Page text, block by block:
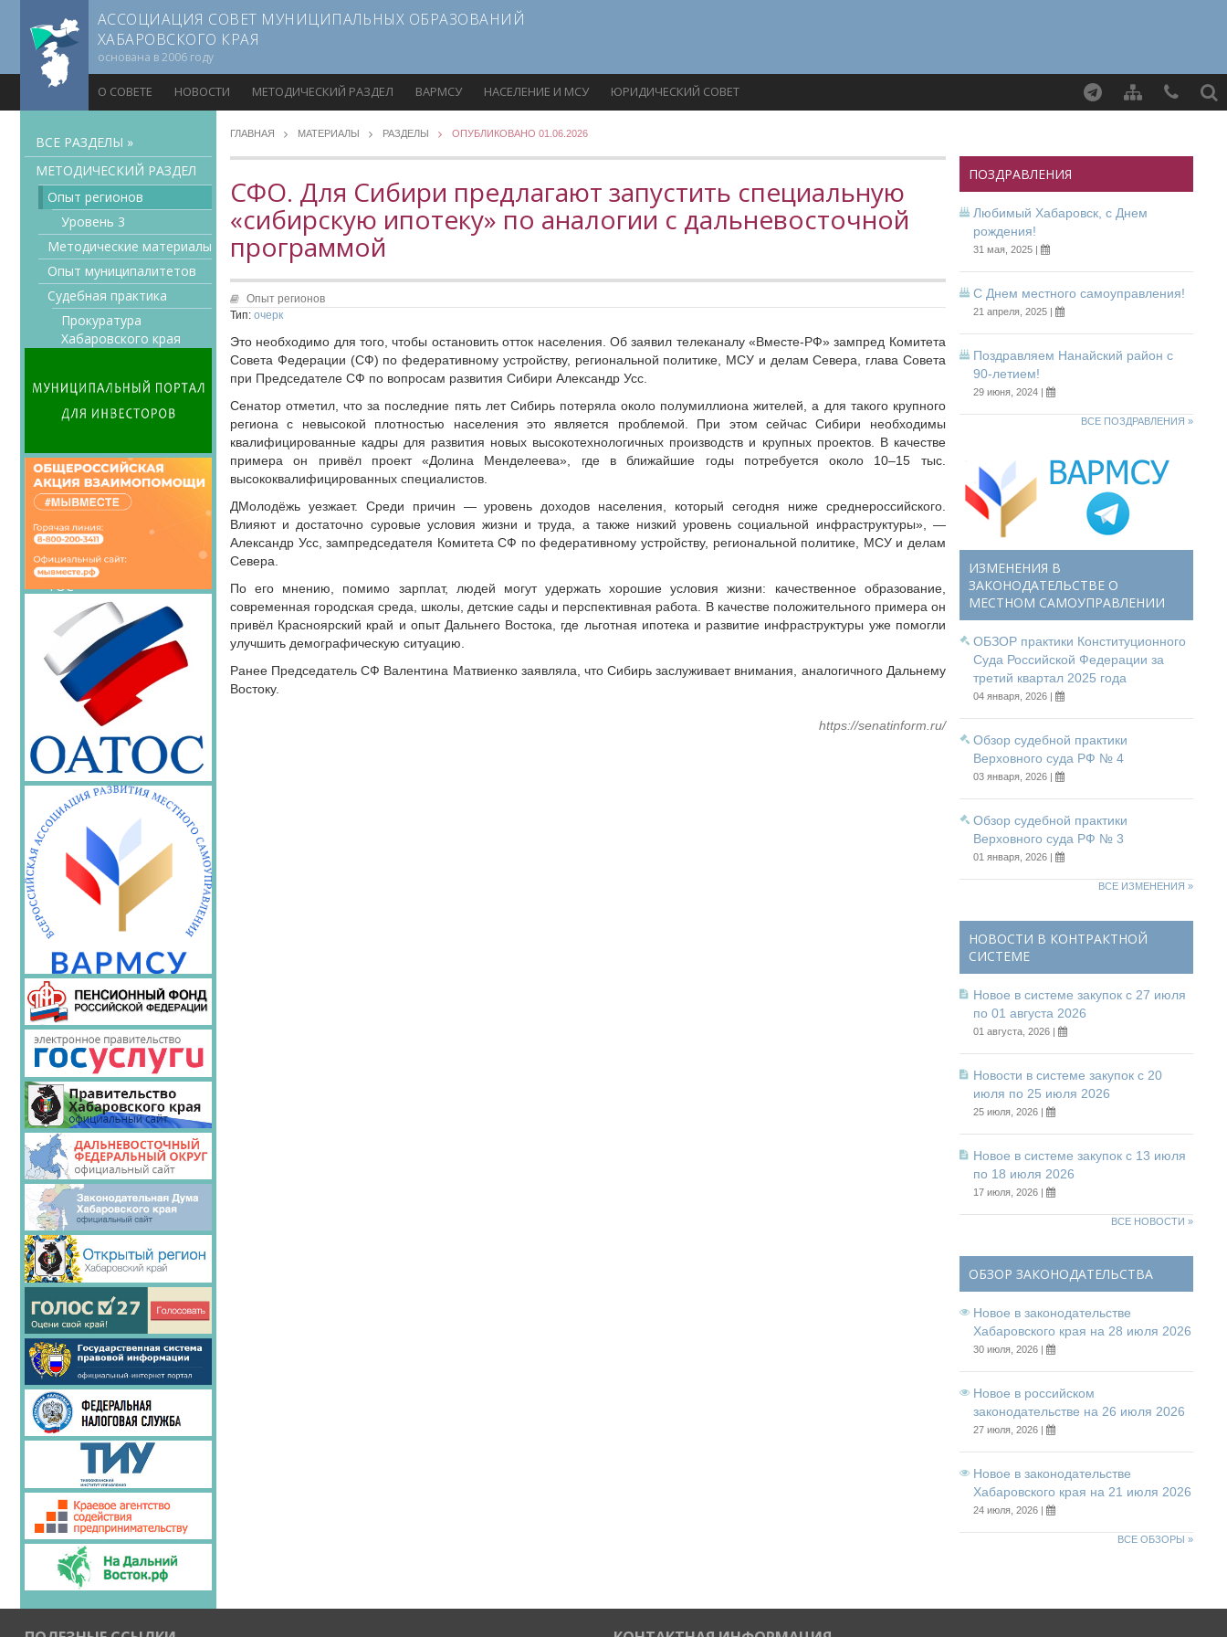
АССОЦИАЦИЯ СОВЕТ МУНИЦИПАЛЬНЫХ ОБРАЗОВАНИЙ
ХАБАРОВСКОГО КРАЯ
основана в 2006 году
О СОВЕТЕ НОВОСТИ МЕТОДИЧЕСКИЙ РАЗДЕЛ ВАРМСУ НАСЕЛЕНИЕ И МСУ ЮРИДИЧЕСКИЙ СОВЕТ
ВСЕ РАЗДЕЛЫ »
МЕТОДИЧЕСКИЙ РАЗДЕЛ
Опыт регионов
Уровень 3
Методические материалы
Опыт муниципалитетов
Судебная практика
Прокуратура
Хабаровского края
Конкурсы Совета
Семинары Совета
Вопрос-ответ
ОКМО
Информационный
бюллетень МСУ
НАСЕЛЕНИЕ И МСУ
ТОС
Лучшие практики ТОС
ГЛАВНАЯ МАТЕРИАЛЫ РАЗДЕЛЫ ОПУБЛИКОВАНО 01.06.2026
СФО. Для Сибири предлагают запустить специальную
«сибирскую ипотеку» по аналогии с дальневосточной
программой
Опыт регионов
Тип: очерк
Это необходимо для того, чтобы остановить отток населения. Об заявил телеканалу «Вместе-РФ» зампред Комитета
Совета Федерации (СФ) по федеративному устройству, региональной политике, МСУ и делам Севера, глава Совета
при Председателе СФ по вопросам развития Сибири Александр Усс.
Сенатор отметил, что за последние пять лет Сибирь потеряла около полумиллиона жителей, а для такого крупного
региона с невысокой плотностью населения это является проблемой. При этом сейчас Сибири необходимы
квалифицированные кадры для развития новых высокотехнологичных производств и крупных проектов. В качестве
примера он привёл проект «Долина Менделеева», где в ближайшие годы потребуется около 10–15 тыс.
высококвалифицированных специалистов.
ДМолодёжь уезжает. Среди причин — уровень доходов населения, который сегодня ниже среднероссийского.
Влияют и достаточно суровые условия жизни и труда, а также низкий уровень социальной инфраструктуры», —
Александр Усс, зампредседателя Комитета СФ по федеративному устройству, региональной политике, МСУ и делам
Севера.
По его мнению, помимо зарплат, людей могут удержать хорошие условия жизни: качественное образование,
современная городская среда, школы, детские сады и перспективная работа. В качестве положительного примера он
привёл Красноярский край и опыт Дальнего Востока, где льготная ипотека и развитие инфраструктуры уже помогли
улучшить демографическую ситуацию.
Ранее Председатель СФ Валентина Матвиенко заявляла, что Сибирь заслуживает внимания, аналогичного Дальнему
Востоку.
https://senatinform.ru/
ПОЗДРАВЛЕНИЯ
Любимый Хабаровск, с Днем
рождения!
31 мая, 2025 |
С Днем местного самоуправления!
21 апреля, 2025 |
Поздравляем Нанайский район с
90-летием!
29 июня, 2024 |
ВСЕ ПОЗДРАВЛЕНИЯ »
ИЗМЕНЕНИЯ В
ЗАКОНОДАТЕЛЬСТВЕ О
МЕСТНОМ САМОУПРАВЛЕНИИ
ОБЗОР практики Конституционного
Суда Российской Федерации за
третий квартал 2025 года
04 января, 2026 |
Обзор судебной практики
Верховного суда РФ № 4
03 января, 2026 |
Обзор судебной практики
Верховного суда РФ № 3
01 января, 2026 |
ВСЕ ИЗМЕНЕНИЯ »
НОВОСТИ В КОНТРАКТНОЙ
СИСТЕМЕ
Новое в системе закупок с 27 июля
по 01 августа 2026
01 августа, 2026 |
Новости в системе закупок с 20
июля по 25 июля 2026
25 июля, 2026 |
Новое в системе закупок с 13 июля
по 18 июля 2026
17 июля, 2026 |
ВСЕ НОВОСТИ »
ОБЗОР ЗАКОНОДАТЕЛЬСТВА
Новое в законодательстве
Хабаровского края на 28 июля 2026
30 июля, 2026 |
Новое в российском
законодательстве на 26 июля 2026
27 июля, 2026 |
Новое в законодательстве
Хабаровского края на 21 июля 2026
24 июля, 2026 |
ВСЕ ОБЗОРЫ »